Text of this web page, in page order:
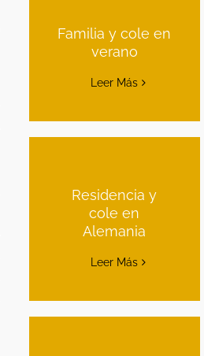
Familia y cole en
verano
Leer Más
Residencia y
cole en
Alemania
Leer Más